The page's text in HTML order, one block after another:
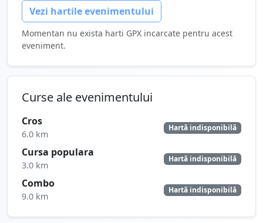
Vezi hartile evenimentului
Momentan nu exista harti GPX incarcate pentru acest
eveniment.
Curse ale evenimentului
Cros
6.0 km
Hartă indisponibilă
Cursa populara
3.0 km
Hartă indisponibilă
Combo
9.0 km
Hartă indisponibilă